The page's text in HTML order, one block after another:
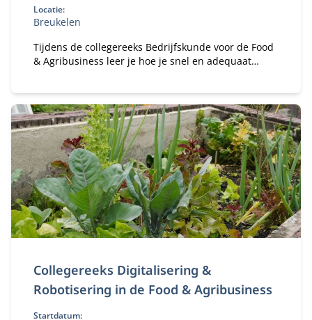
Locatie:
Breukelen
Tijdens de collegereeks Bedrijfskunde voor de Food
& Agribusiness leer je hoe je snel en adequaat
Collegereeks Digitalisering &
Robotisering in de Food & Agribusiness
Startdatum: